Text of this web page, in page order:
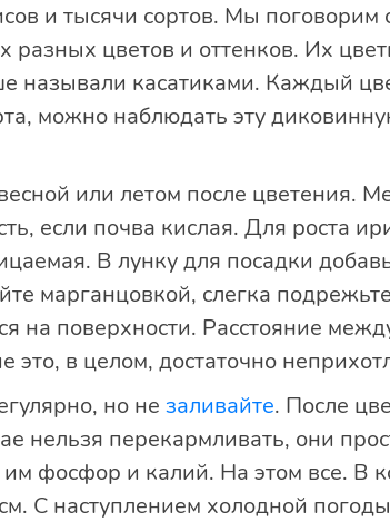
и тысячи сортов. Мы поговорим
разных цветов и оттенков. Их
называли касатиками. Каждый
можно наблюдать эту
или летом после цветения.
если почва кислая. Для роста
В лунку для посадки
марганцовкой, слегка
на поверхности. Расстояние
это, в целом, достаточно
но не заливайте. После
нельзя перекармливать, они
фосфор и калий. На этом все. В
С наступлением холодной